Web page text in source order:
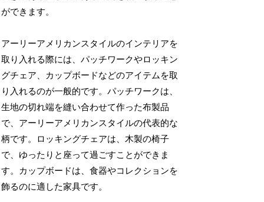
ができます。
アーリーアメリカンスタイルのインテリアを
取り入れる際には、パッチワークやロッキン
グチェア、カップボードなどのアイテムを取
り入れるのが一般的です。パッチワークは、
生地の切れ端を縫い合わせて作った布製品
で、アーリーアメリカンスタイルの代表的な
柄です。ロッキングチェアは、木製の椅子
で、ゆったりと座って過ごすことができま
す。カップボードは、食器やコレクションを
飾るのに適した家具です。